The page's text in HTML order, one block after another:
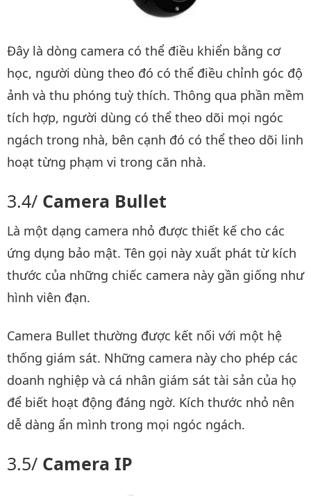
Đây là dòng camera có thể điều khiển bằng cơ
học, người dùng theo đó có thể điều chỉnh góc độ
ảnh và thu phóng tuỳ thích. Thông qua phần mềm
tích hợp, người dùng có thể theo dõi mọi ngóc
ngách trong nhà, bên cạnh đó có thể theo dõi linh
hoạt từng phạm vi trong căn nhà.
Camera Bullet
Là một dạng camera nhỏ được thiết kế cho các
ứng dụng bảo mật. Tên gọi này xuất phát từ kích
thước của những chiếc camera này gần giống như
hình viên đạn.
Camera Bullet thường được kết nối với một hệ
thống giám sát. Những camera này cho phép các
doanh nghiệp và cá nhân giám sát tài sản của họ
để biết hoạt động đáng ngờ. Kích thước nhỏ nên
dễ dàng ẩn mình trong mọi ngóc ngách.
Camera IP